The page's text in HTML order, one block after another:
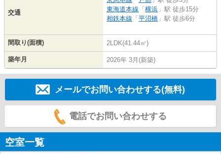
交通
東海道本線 「 横浜 」駅 徒歩15分
相鉄本線 「 平沼橋 」駅 徒歩6分
間取り(面積) 2LDK(41.44㎡)
築年月 2026年 3月(新築)
メールでお問い合わせする(無料)
電話でお問い合わせする
空室一覧